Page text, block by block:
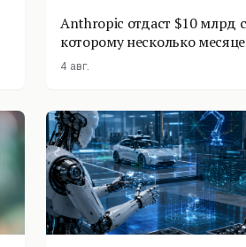
Anthropic отдаст $10 млрд
которому несколько
4 авг.